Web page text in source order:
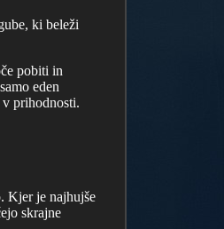
ki beleži
pobiti in
eden
prihodnosti.
Kjer je najhujše
skrajne